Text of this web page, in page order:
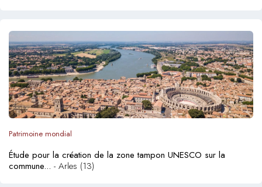
Patrimoine mondial
Étude pour la création de la zone tampon UNESCO sur la
commune... - Arles (13)